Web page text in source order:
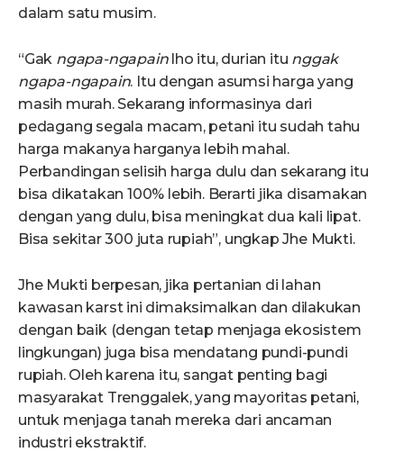
dalam satu musim.
“Gak ngapa-ngapainlho itu, durian itu nggak
ngapa-ngapain. Itu dengan asumsi harga yang
masih murah. Sekarang informasinya dari
pedagang segala macam, petani itu sudah tahu
harga makanya harganya lebih mahal.
Perbandingan selisih harga dulu dan sekarang itu
bisa dikatakan 100% lebih. Berarti jika disamakan
dengan yang dulu, bisa meningkat dua kali lipat.
Bisa sekitar 300 juta rupiah”, ungkap Jhe Mukti.
Jhe Mukti berpesan, jika pertanian di lahan
kawasan karst ini dimaksimalkan dan dilakukan
dengan baik (dengan tetap menjaga ekosistem
lingkungan) juga bisa mendatang pundi-pundi
rupiah. Oleh karena itu, sangat penting bagi
masyarakat Trenggalek, yang mayoritas petani,
untuk menjaga tanah mereka dari ancaman
industri ekstraktif.